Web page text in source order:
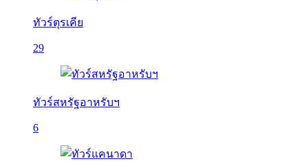
ทัวร์ตุรเคีย
29
ทัวร์สหรัฐอาหรับฯ
6